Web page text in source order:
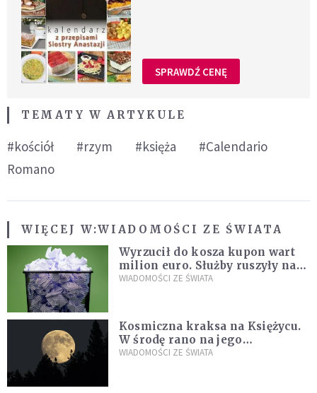
SPRAWDŹ CENĘ
TEMATY W ARTYKULE
#kościół #rzym #księża
#Calendario
Romano
WIĘCEJ W:WIADOMOŚCI ZE ŚWIATA
Wyrzucił do kosza kupon wart
milion euro. Służby ruszyły na
poszukiwania
WIADOMOŚCI ZE ŚWIATA
Kosmiczna kraksa na Księżycu.
W środę rano na jego
powierzchni dojdzie do
WIADOMOŚCI ZE ŚWIATA